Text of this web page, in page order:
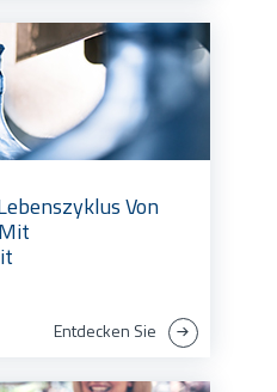
Von
Entdecken Sie